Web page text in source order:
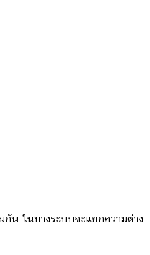
กัน ในบางระบบจะแยกความต่าง